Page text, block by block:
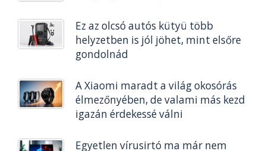
Ez az olcsó autós kütyü több
helyzetben is jól jöhet, mint elsőre
gondolnád
A Xiaomi maradt a világ okosórás
élmezőnyében, de valami más kezd
igazán érdekessé válni
Egyetlen vírusirtó ma már nem